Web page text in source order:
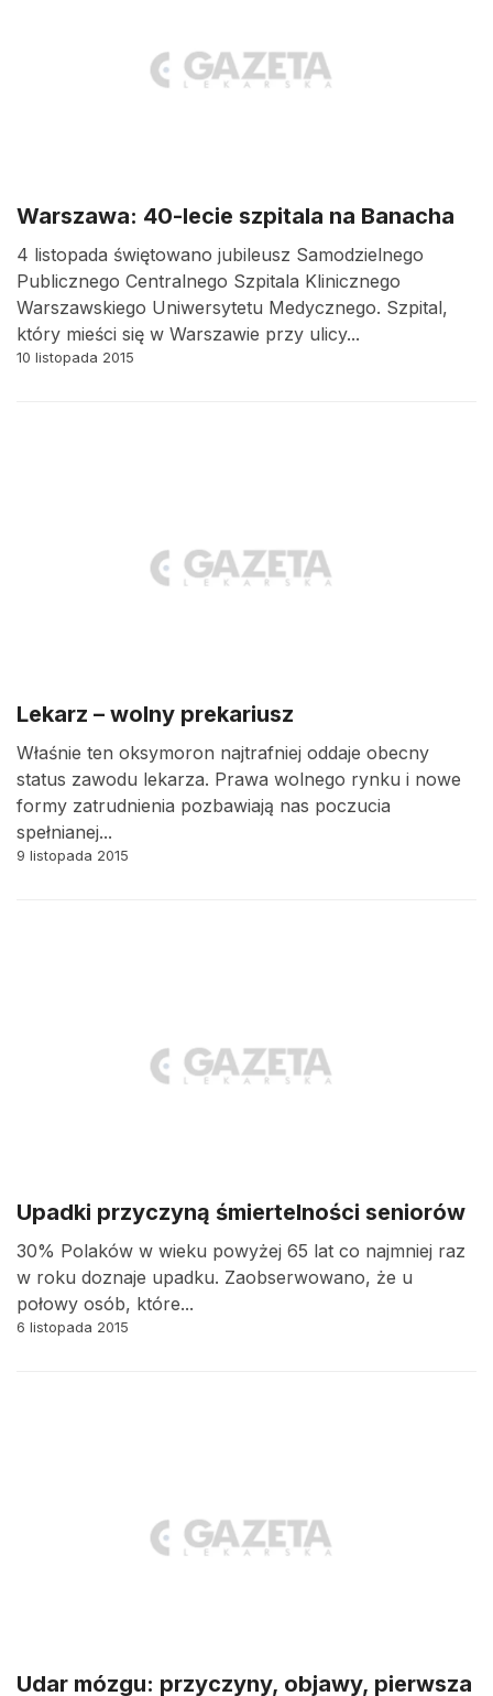
Warszawa: 40-lecie szpitala na Banacha
4 listopada świętowano jubileusz Samodzielnego
Publicznego Centralnego Szpitala Klinicznego
Warszawskiego Uniwersytetu Medycznego. Szpital,
który mieści się w Warszawie przy ulicy...
10 listopada 2015
Lekarz – wolny prekariusz
Właśnie ten oksymoron najtrafniej oddaje obecny
status zawodu lekarza. Prawa wolnego rynku i nowe
formy zatrudnienia pozbawiają nas poczucia
spełnianej...
9 listopada 2015
Upadki przyczyną śmiertelności seniorów
30% Polaków w wieku powyżej 65 lat co najmniej raz
w roku doznaje upadku. Zaobserwowano, że u
połowy osób, które...
6 listopada 2015
Udar mózgu: przyczyny, objawy, pierwsza